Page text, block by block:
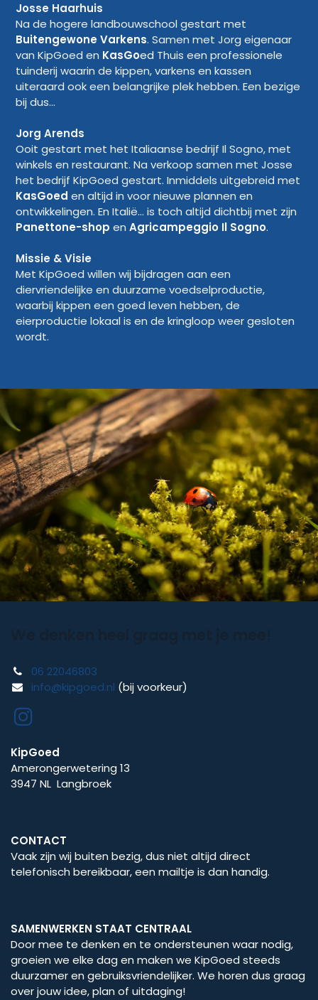
Josse Haarhuis
Na de hogere landbouwschool gestart met
Buitengewone Varkens. Samen met Jorg eigenaar
van KipGoed en KasGoed Thuis een professionele
tuinderij waarin de kippen, varkens en kassen
uiteraard ook een belangrijke plek hebben. Een bezige
bij dus...
Jorg Arends
Ooit gestart met het Italiaanse bedrijf Il Sogno, met
winkels en restaurant. Na verkoop samen met Josse
het bedrijf KipGoed gestart. Inmiddels uitgebreid met
KasGoed en altijd in voor nieuwe plannen en
ontwikkelingen. En Italië... is toch altijd dichtbij met zijn
Panettone-shop enAgricampeggio Il Sogno.
Missie & Visie
Met KipGoed willen wij bijdragen aan een
diervriendelijke en duurzame voedselproductie,
waarbij kippen een goed leven hebben, de
eierproductie lokaal is en de kringloop weer gesloten
wordt.
06 22046803
info@kipgoed.nl (bij voorkeur)
KipGoed
Amerongerwetering 13
3947 NL Langbroek
CONTACT
Vaak zijn wij buiten bezig, dus niet altijd direct
telefonisch bereikbaar, een mailtje is dan handig.
SAMENWERKEN STAAT CENTRAAL
Door mee te denken en te ondersteunen waar nodig,
groeien we elke dag en maken we KipGoed steeds
duurzamer en gebruiksvriendelijker. We horen dus graag
over jouw idee, plan of uitdaging!